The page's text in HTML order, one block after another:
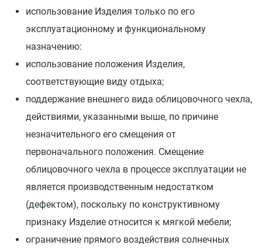
использование Изделия только по его
эксплуатационному и функциональному
назначению:
использование положения Изделия,
соответствующие виду отдыха;
поддержание внешнего вида облицовочного чехла,
действиями, указанными выше, по причине
незначительного его смещения от
первоначального положения. Смещение
облицовочного чехла в процессе эксплуатации не
является производственным недостатком
(дефектом), поскольку по конструктивному
признаку Изделие относится к мягкой мебели;
ограничение прямого воздействия солнечных